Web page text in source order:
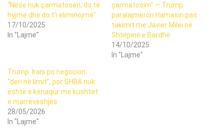
“Nëse nuk çarmatosen, do të
hyjmë dhe do t’i eliminojmë”
17/10/2025
In "Lajme"
çarmatosim” — Trump
paralajmëron Hamasin pas
takimit me Javier Milei në
Shtëpinë e Bardhë
14/10/2025
In "Lajme"
Trump: Irani po negocion
“deri në limit”, por SHBA nuk
është e kënaqur me kushtet
e marrëveshjes
28/05/2026
In "Lajme"